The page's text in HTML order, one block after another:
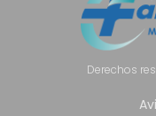
Derechos